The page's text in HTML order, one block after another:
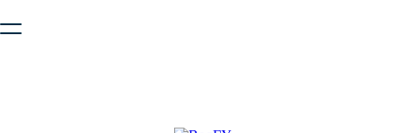
безопасную работу с сайтом. Пожалуйста